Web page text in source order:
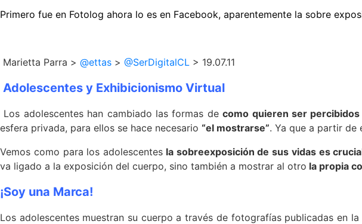
Primero fue en Fotolog ahora lo es en Facebook, aparentemente la sobre
Marietta Parra > @ettas > @SerDigitalCL > 19.07.11
Adolescentes y Exhibicionismo Virtual
Los adolescentes han cambiado las formas decomo quieren ser
esfera privada, para ellos se hace necesario “el mostrarse”. Ya que a partir de
Vemos como para los adolescentes la sobreexposición de sus vidas es
va ligado a la exposición del cuerpo, sino también a mostrar al otro la propia
¡Soy una Marca!
Los adolescentes muestran su cuerpo a través de fotografías publicadas en